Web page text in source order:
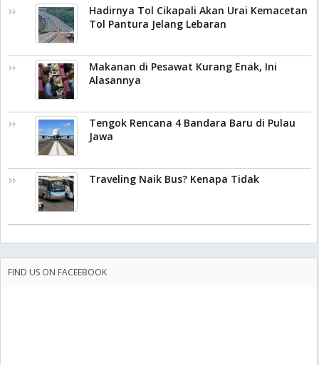
Hadirnya Tol Cikapali Akan Urai Kemacetan
Tol Pantura Jelang Lebaran
Makanan di Pesawat Kurang Enak, Ini
Alasannya
Tengok Rencana 4 Bandara Baru di Pulau
Jawa
Traveling Naik Bus? Kenapa Tidak
FIND US ON FACEEBOOK